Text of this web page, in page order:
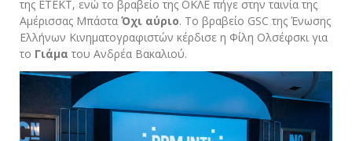
της ΕΤΕΚΤ, ενώ το βραβείο της ΟΚΛΕ πήγε στην ταινία της
Αμέρισσας Μπάστα Όχι αύριο. Το βραβείο GSC της Ένωσης
Ελλήνων Κινηματογραφιστών κέρδισε η Φίλη Ολσέφσκι για
το Γιάμα του Ανδρέα Βακαλιού.